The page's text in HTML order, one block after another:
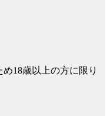
18歳以上の方に限り